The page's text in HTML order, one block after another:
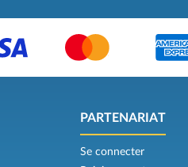
PARTENARIAT
Se connecter